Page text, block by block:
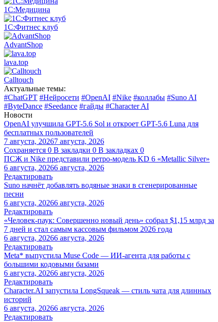
1С:Медицина
1С:Фитнес клуб
AdvantShop
lava.top
Calltouch
Актуальные темы:
#ChatGPT #Нейросети #OpenAI #Nike #коллабы #Suno AI
#ByteDance #Seedance #гайды #Character AI
Новости
OpenAI улучшила GPT-5.6 Sol и откроет GPT-5.6 Luna для
бесплатных пользователей
7 августа, 20267 августа, 2026
Сохраняется 0 В закладки 0 В закладках 0
ПСЖ и Nike представили ретро-модель KD 6 «Metallic Silver»
6 августа, 20266 августа, 2026
Редактировать
Suno начнёт добавлять водяные знаки в сгенерированные
песни
6 августа, 20266 августа, 2026
Редактировать
«Человек-паук: Совершенно новый день» собрал $1,15 млрд за
7 дней и стал самым кассовым фильмом 2026 года
6 августа, 20266 августа, 2026
Редактировать
Meta* выпустила Muse Code — ИИ-агента для работы с
большими кодовыми базами
6 августа, 20266 августа, 2026
Редактировать
Character.AI запустила LongSqueak — стиль чата для длинных
историй
6 августа, 20266 августа, 2026
Редактировать